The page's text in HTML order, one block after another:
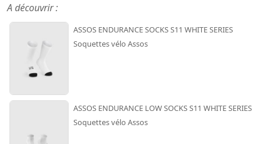
A découvrir :
ASSOS ENDURANCE SOCKS S11 WHITE SERIES
Soquettes vélo Assos
ASSOS ENDURANCE LOW SOCKS S11 WHITE SERIES
Soquettes vélo Assos